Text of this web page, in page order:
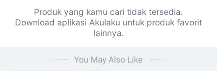
Produk yang kamu cari tidak tersedia.
Download aplikasi Akulaku untuk produk favorit
lainnya.